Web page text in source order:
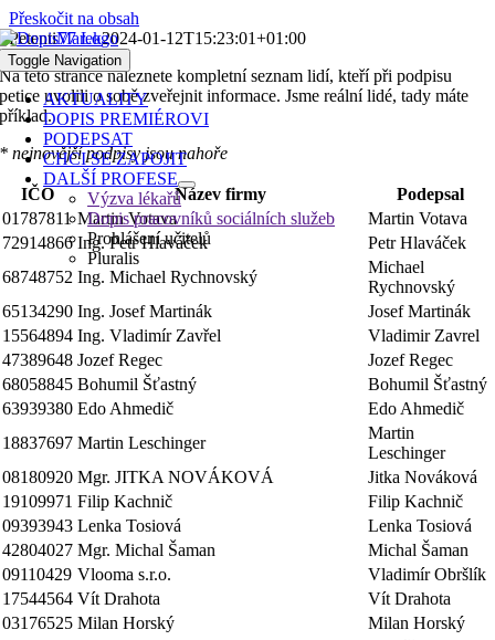
Přeskočit na obsah
Toggle Navigation
AKTUALITY
DOPIS PREMIÉROVI
PODEPSAT
CHCI SE ZAPOJIT
DALŠÍ PROFESE
Výzva lékařů
Dopis pracovníků sociálních služeb
Prohlášení učitelů
Pluralis
PetentiMarek2024-01-12T15:23:01+01:00
Na této stránce naleznete kompletní seznam lidí, kteří při podpisu
petice uvolili o sobě zveřejnit informace. Jsme reální lidé, tady máte
příklad.
* nejnovější podpisy jsou nahoře
IČO Název firmy
Podepsal
01787811 Martin Votava
Martin Votava
72914866 Ing. Petr Hlaváček
Petr Hlaváček
68748752 Ing. Michael Rychnovský
Michael
Rychnovský
65134290 Ing. Josef Martinák
Josef Martinák
15564894 Ing. Vladimír Zavřel
Vladimir Zavrel
47389648 Jozef Regec
Jozef Regec
68058845 Bohumil Šťastný
Bohumil Šťastný
63939380 Edo Ahmedič
Edo Ahmedič
18837697 Martin Leschinger
Martin
Leschinger
08180920 Mgr. JITKA NOVÁKOVÁ
Jitka Nováková
19109971 Filip Kachnič
Filip Kachnič
09393943 Lenka Tosiová
Lenka Tosiová
42804027 Mgr. Michal Šaman
Michal Šaman
09110429 Vlooma s.r.o.
Vladimír Obršlík
17544564 Vít Drahota
Vít Drahota
03176525 Milan Horský
Milan Horský